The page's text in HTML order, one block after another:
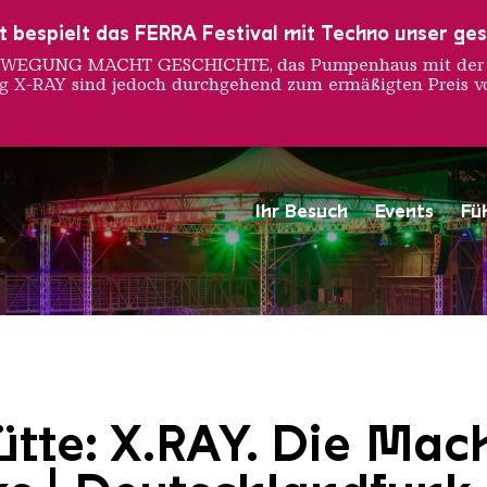
Ihr Besuch Events
Saarländischen
X.RAY. Die
bespielt das FERRA Festival mit Techno unser
MACHT GESCHICHTE, das Pumpenhaus mit
RAY sind jedoch durchgehend zum ermäßigten Preis